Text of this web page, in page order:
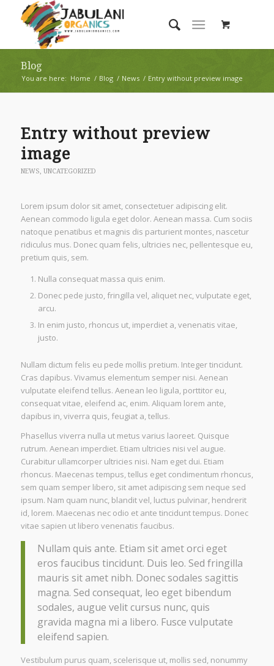
Blog
You are here: Home / Blog / News / Entry without preview image
Entry without preview
image
NEWS UNCATEGORIZED
Lorem ipsum dolor sit amet, consectetuer adipiscing elit.
Aenean commodo ligula eget dolor. Aenean massa. Cum sociis
natoque penatibus et magnis dis parturient montes, nascetur
ridiculus mus. Donec quam felis, ultricies nec, pellentesque eu,
pretium quis, sem.
Nulla consequat massa quis enim.
Donec pede justo, fringilla vel, aliquet nec, vulputate eget,
arcu.
In enim justo, rhoncus ut, imperdiet a, venenatis vitae,
justo.
Nullam dictum felis eu pede mollis pretium. Integer tincidunt.
Cras dapibus. Vivamus elementum semper nisi. Aenean
vulputate eleifend tellus. Aenean leo ligula, porttitor eu,
consequat vitae, eleifend ac, enim. Aliquam lorem ante,
dapibus in, viverra quis, feugiat a, tellus.
Phasellus viverra nulla ut metus varius laoreet. Quisque
rutrum. Aenean imperdiet. Etiam ultricies nisi vel augue.
Curabitur ullamcorper ultricies nisi. Nam eget dui. Etiam
rhoncus. Maecenas tempus, tellus eget condimentum rhoncus,
sem quam semper libero, sit amet adipiscing sem neque sed
ipsum. Nam quam nunc, blandit vel, luctus pulvinar, hendrerit
id, lorem. Maecenas nec odio et ante tincidunt tempus. Donec
vitae sapien ut libero venenatis faucibus.
Nullam quis ante. Etiam sit amet orci eget
eros faucibus tincidunt. Duis leo. Sed fringilla
mauris sit amet nibh. Donec sodales sagittis
magna. Sed consequat, leo eget bibendum
sodales, augue velit cursus nunc, quis
gravida magna mi a libero. Fusce vulputate
eleifend sapien.
Vestibulum purus quam, scelerisque ut, mollis sed, nonummy